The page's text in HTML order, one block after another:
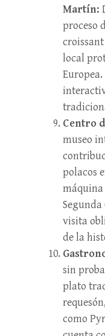
Martín:
proceso
local
Centro
museo
polacos
visita
de la
sin
plato
como